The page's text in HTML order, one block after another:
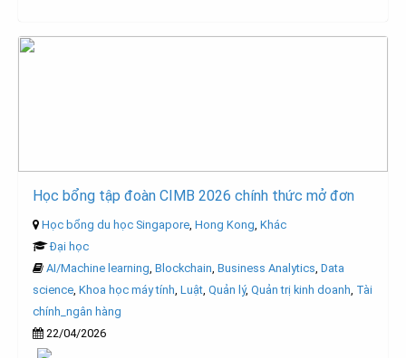
Học bổng tập đoàn CIMB 2026 chính thức mở đơn
Học bổng du học Singapore Hong Kong Khác
Đại học
AI/Machine learning Blockchain Business Analytics Data
science Khoa học máy tính Luật Quản lý, Quản trị kinh doanh Tài
chính_ngân hàng
22/04/2026